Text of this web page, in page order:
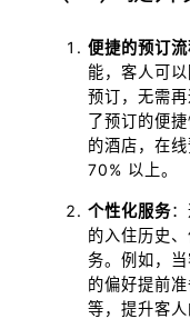
便捷的预订流
能，客人可
预订，无需
了预订的便
的酒店，在
70% 以上。
个性化服务
的入住历史
务。例如，
的偏好提前
等，提升客